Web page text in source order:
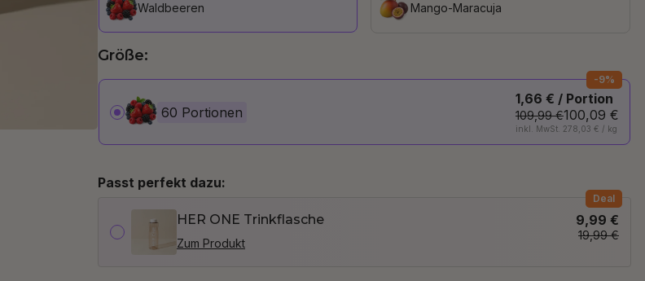
Waldbeeren Mango-Maracuja
Größe:
-9%
60 Portionen
1,66 € / Portion
109,99 €100,09 €
inkl. MwSt. 278,03 € / kg
Passt perfekt dazu:
Deal
HER ONE Trinkflasche
19,99 €
9,99 €
Zum Produkt